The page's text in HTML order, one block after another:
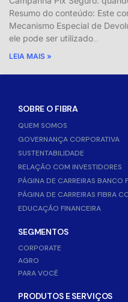
Resumo do conteúdo: Este
Mecanismo Especial de
ele pode ser utilizado…
LEIA MAIS »
SOBRE O FIBRA
QUEM SOMOS
GOVERNANÇA CORPORATIVA
SUSTENTABILIDADE
RELAÇÃO COM INVESTIDORES
PÁGINA DE CARREIRAS BANCO
PÁGINA DE CARREIRAS FIBRA
EDUCAÇÃO FINANCEIRA
SEGMENTOS
CORPORATE
AGRO
PARA VOCÊ
PRODUTOS E SERVIÇOS